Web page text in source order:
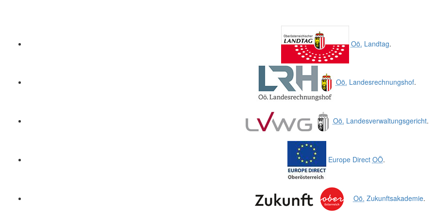
Oö. Landtag.
Oö. Landesrechnungshof.
Oö. Landesverwaltungsgericht.
Europe Direct OÖ.
Oö. Zukunftsakademie.